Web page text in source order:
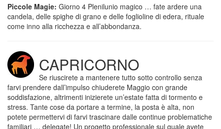
Piccole Magie: Giorno 4 Plenilunio magico … fate ardere una
candela, delle spighe di grano e delle foglioline di edera, rituale
come inno alla ricchezza e all’abbondanza.
CAPRICORNO
Se riuscirete a mantenere tutto sotto controllo senza
farvi prendere dall’impulso chiuderete Maggio con grande
soddisfazione, altrimenti inizierete un’estate fatta di tormento e
stress. Tante cose da portare a termine, la posta è alta, non
potete permettervi di farvi trascinare dalle continue problematiche
familiari … delegate! Un progetto professionale sul quale avete